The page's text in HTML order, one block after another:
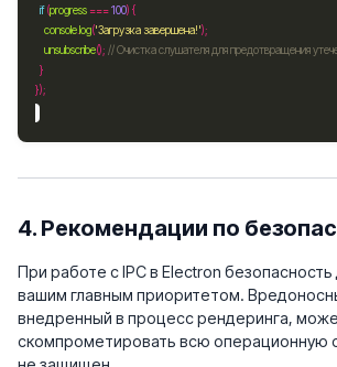
if (progress ===100
consolelog('Загрузка завершена!'
unsubscribe();
4. Рекомендации по
При работе с IPC в Electron
вашим главным приоритетом.
внедренный в процесс рендеринга,
скомпрометировать всю операционную